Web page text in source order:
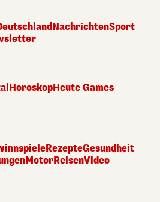
NachrichtenSport
HoroskopHeute Games
RezepteGesundheit
MotorReisenVideo